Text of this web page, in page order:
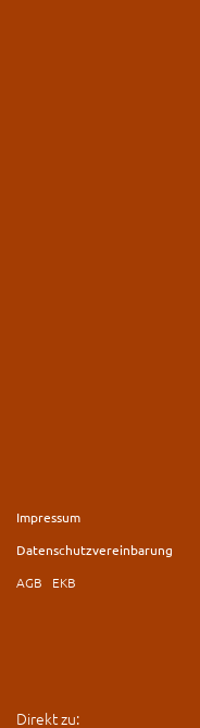
Impressum
Datenschutzvereinbarung
AGB
EKB
Direkt zu: